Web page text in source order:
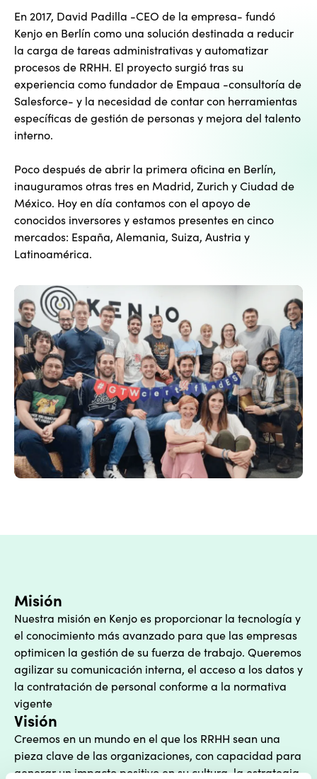
En 2017, David Padilla -CEO de la empresa- fundó
Kenjo en Berlín como una solución destinada a reducir
la carga de tareas administrativas y automatizar
procesos de RRHH. El proyecto surgió tras su
experiencia como fundador de Empaua -consultoría de
Salesforce- y la necesidad de contar con herramientas
específicas de gestión de personas y mejora del talento
interno.
Poco después de abrir la primera oficina en Berlín,
inauguramos otras tres en Madrid, Zurich y Ciudad de
México. Hoy en día contamos con el apoyo de
conocidos inversores y estamos presentes en cinco
mercados: España, Alemania, Suiza, Austria y
Latinoamérica.
Misión
Nuestra misión en Kenjo es proporcionar la tecnología y
el conocimiento más avanzado para que las empresas
optimicen la gestión de su fuerza de trabajo. Queremos
agilizar su comunicación interna, el acceso a los datos y
la contratación de personal conforme a la normativa
vigente
Visión
Creemos en un mundo en el que los RRHH sean una
pieza clave de las organizaciones, con capacidad para
generar un impacto positivo en su cultura, la estrategia